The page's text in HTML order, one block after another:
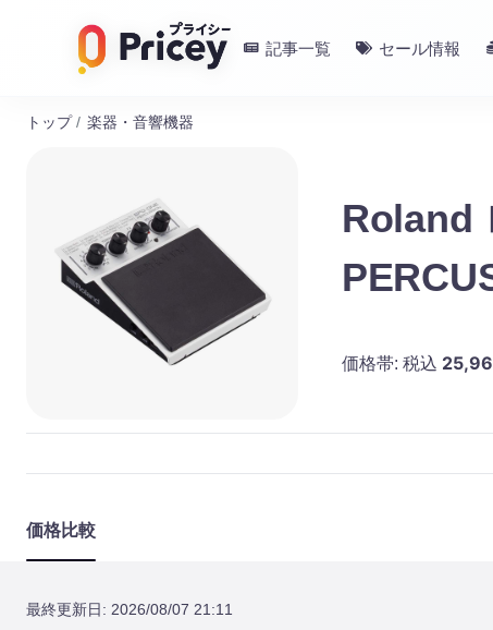
記事一覧 セール情報
トップ / 楽器・音響機器
Roland
価格帯: 税込
価格比較
最終更新日: 2026/08/07 21:11